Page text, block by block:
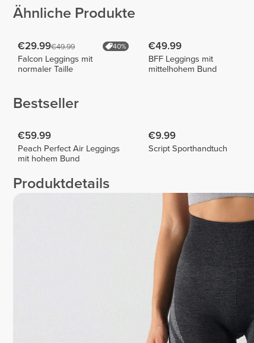
Ähnliche Produkte
€29.99€49.99 40%
Falcon Leggings mit
normaler Taille
€49.99
BFF Leggings mit
mittelhohem Bund
Bestseller
€59.99
Peach Perfect Air Leggings
mit hohem Bund
€9.99
Script Sporthandtuch
Produktdetails